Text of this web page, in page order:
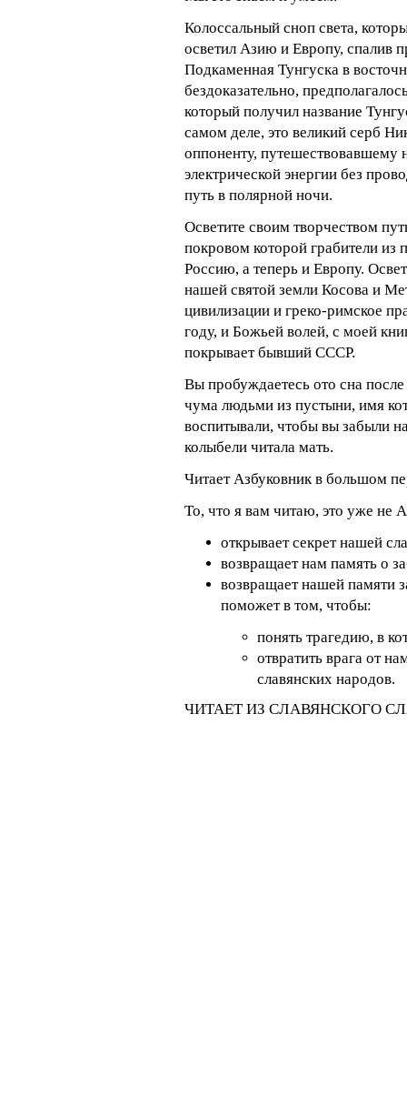
Колоссальный сноп света,
осветил Азию и Европу, спалив
Подкаменная Тунгуска в
бездоказательно,
который получил название
самом деле, это великий серб
оппоненту, путешествовавшему
электрической энергии без
путь в полярной ночи.
Осветите своим творчеством
покровом которой грабители
Россию, а теперь и Европу.
нашей святой земли Косова и
цивилизации и греко-римское
году, и Божьей волей, с моей
покрывает бывший СССР.
Вы пробуждаетесь ото сна
чума людьми из пустыни, имя
воспитывали, чтобы вы забыли
колыбели читала мать.
Читает Азбуковник в большом
То, что я вам читаю, это уже не
открывает секрет нашей
возвращает нам память о
возвращает нашей памяти
поможет в том, чтобы:
понять трагедию, в
отвратить врага от
славянских народов.
ЧИТАЕТ ИЗ СЛАВЯНСКОГО